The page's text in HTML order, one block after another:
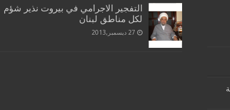
التفجير الاجرامي في بيروت نذير شؤم
لكل مناطق لبنان
27 ديسمبر,2013